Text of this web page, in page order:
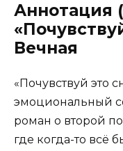
Аннотация
Вечная
«Почувствуй это
эмоциональный
роман о второй
где когда-то всё